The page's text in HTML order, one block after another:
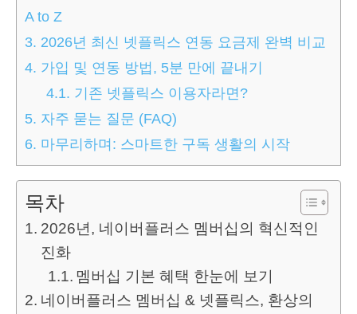
A to Z
3. 2026년 최신 넷플릭스 연동 요금제 완벽 비교
4. 가입 및 연동 방법, 5분 만에 끝내기
4.1. 기존 넷플릭스 이용자라면?
5. 자주 묻는 질문 (FAQ)
6. 마무리하며: 스마트한 구독 생활의 시작
목차
2026년, 네이버플러스 멤버십의 혁신적인
진화
멤버십 기본 혜택 한눈에 보기
네이버플러스 멤버십 & 넷플릭스, 환상의